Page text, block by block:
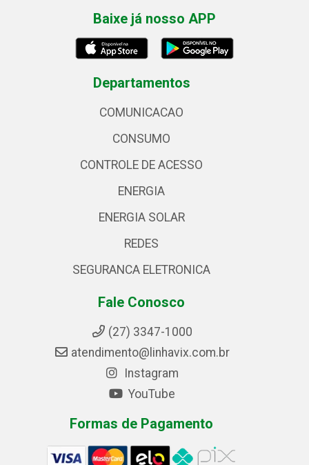
Baixe já nosso APP
Departamentos
COMUNICACAO
CONSUMO
CONTROLE DE ACESSO
ENERGIA
ENERGIA SOLAR
REDES
SEGURANCA ELETRONICA
Fale Conosco
(27) 3347-1000
atendimento@linhavix.com.br
Instagram
YouTube
Formas de Pagamento